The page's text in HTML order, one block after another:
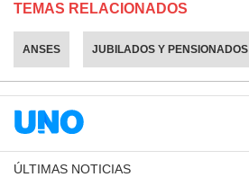
TEMAS RELACIONADOS
ANSES JUBILADOS Y PENSIONADOS
ÚLTIMAS NOTICIAS